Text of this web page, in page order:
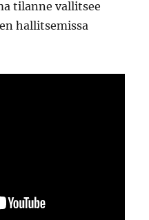
tilanne vallitsee
hallitsemissa